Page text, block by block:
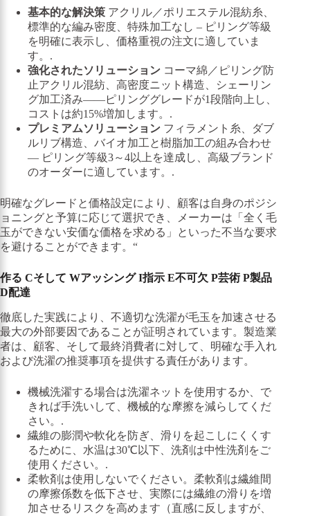
基本的な解決策 アクリル／ポリエステル混紡糸、
標準的な編み密度、特殊加工なし – ピリング等級
を明確に表示し、価格重視の注文に適していま
す。.
強化されたソリューション コーマ綿／ピリング防
止アクリル混紡、高密度ニット構造、シェーリン
グ加工済み――ピリンググレードが1段階向上し、
コストは約15%増加します。.
プレミアムソリューション フィラメント糸、ダブ
ルリブ構造、バイオ加工と樹脂加工の組み合わせ
― ピリング等級3～4以上を達成し、高級ブランド
のオーダーに適しています。.
明確なグレードと価格設定により、顧客は自身のポジシ
ョニングと予算に応じて選択でき、メーカーは「全く毛
玉ができない安価な価格を求める」といった不当な要求
を避けることができます。“
作る Cそして WアッシングI指示 E不可欠 P芸術 P製品
D配達
徹底した実践により、不適切な洗濯が毛玉を加速させる
最大の外部要因であることが証明されています。製造業
者は、顧客、そして最終消費者に対して、明確な手入れ
および洗濯の推奨事項を提供する責任があります。
機械洗濯する場合は洗濯ネットを使用するか、で
きれば手洗いして、機械的な摩擦を減らしてくだ
さい。.
繊維の膨潤や軟化を防ぎ、滑りを起こしにくくす
るために、水温は30℃以下、洗剤は中性洗剤をご
使用ください。.
柔軟剤は使用しないでください。柔軟剤は繊維間
の摩擦係数を低下させ、実際には繊維の滑りを増
加させるリスクを高めます（直感に反しますが、